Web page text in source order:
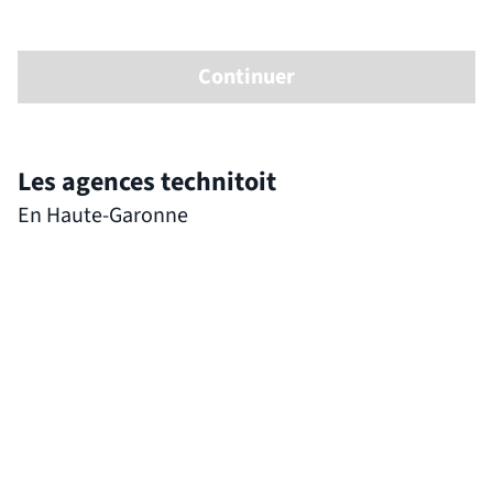
Continuer
Les agences technitoit
En Haute-Garonne